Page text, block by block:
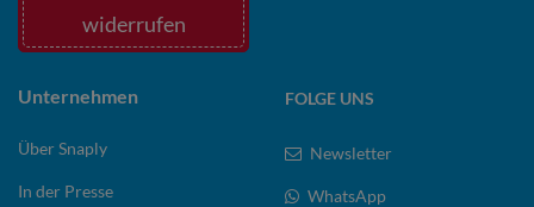
widerrufen
Unternehmen
Über Snaply
In der Presse
FOLGE UNS
Newsletter
WhatsApp